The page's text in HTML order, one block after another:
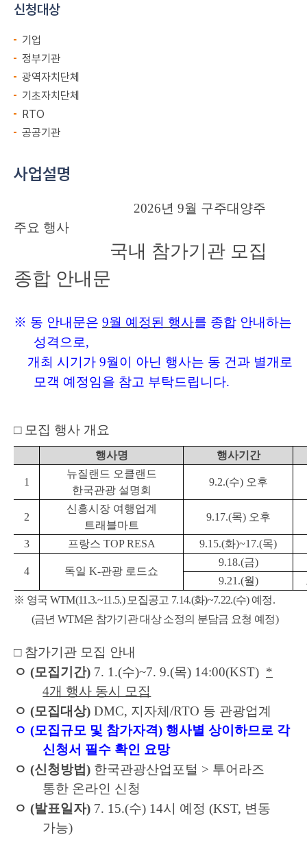
신청대상
기업
정부기관
광역자치단체
기초자치단체
RTO
공공기관
사업설명
2026년 9월 구주대양주
주요 행사
국내 참가기관 모집
종합 안내문
※ 동 안내문은 9월 예정된 행사를 종합 안내하는
성격으로,
개최 시기가 9월이 아닌 행사는 동 건과 별개로
모객 예정임을 참고 부탁드립니다.
□ 모집 행사 개요
행사명 행사기간
1
뉴질랜드 오클랜드
한국관광 설명회
9.2.(수) 오후
2
신흥시장 여행업계
트래블마트
9.17.(목) 오후
3 프랑스 TOP RESA 9.15.(화)~17.(목)
4 독일 K-관광 로드쇼
9.18.(금)
9.21.(월)
※ 영국 WTM(11.3.~11.5.) 모집공고 7.14.(화)~7.22.(수) 예정.
(금년 WTM은 참가기관 대상 소정의 분담금 요청 예정)
□ 참가기관 모집 안내
ㅇ (모집기간) 7. 1.(수)~7. 9.(목) 14:00(KST) *
4개 행사 동시 모집
ㅇ (모집대상) DMC, 지자체 /RTO 등 관광업계
ㅇ (모집규모 및 참가자격) 행사별 상이하므로 각
신청서 필수 확인 요망
ㅇ (신청방법) 한국관광산업포털 > 투어라즈
통한 온라인 신청
ㅇ (발표일자) 7. 15.(수) 14시 예정 (KST, 변동
가능)